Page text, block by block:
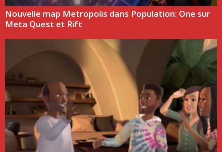
Nouvelle map Metropolis dans Population: One sur
Meta Quest et Rift